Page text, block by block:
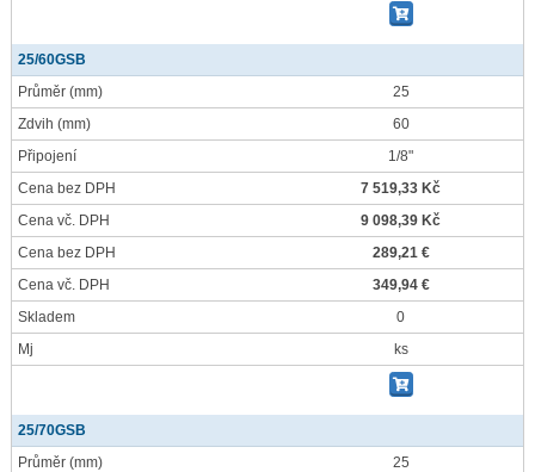
25/60GSB
Průměr (mm)
25
Zdvih (mm)
60
Připojení
1/8"
Cena bez DPH
7 519,33 Kč
Cena vč. DPH
9 098,39 Kč
Cena bez DPH
289,21 €
Cena vč. DPH
349,94 €
Skladem
0
Mj
ks
25/70GSB
Průměr (mm)
25